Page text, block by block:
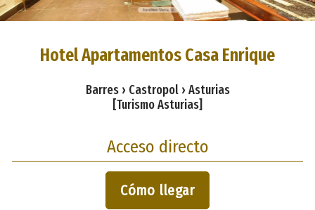
Hotel Apartamentos Casa Enrique
Barres › Castropol › Asturias
[Turismo Asturias]
Acceso directo
Cómo llegar